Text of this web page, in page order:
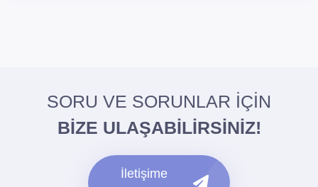
SORU VE SORUNLAR İÇİN
BİZE ULAŞABİLİRSİNİZ!
İletişime